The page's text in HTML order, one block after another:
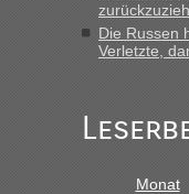
8 PKW vor der
Berichte
„Gestern 6 Stunden
schnell da auch
Die Russen
Verletzte,
Monat